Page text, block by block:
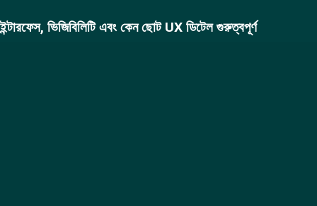
ইন্টারফেস, ভিজিবিলিটি এবং কেন ছোট UX ডিটেল গুরুত্বপূর্ণ